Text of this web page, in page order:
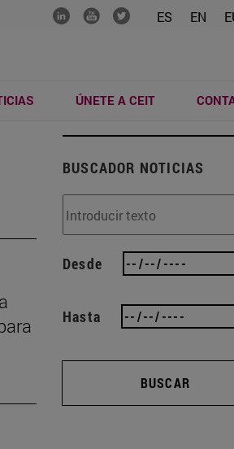
ES EN
....... ....... .......
ÚNETE A CEIT
BUSCADOR NOTICIAS
Desde
Hasta
BUSCAR